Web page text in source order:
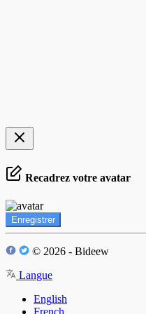
Recadrez votre avatar
Enregistrer
© 2026 - Bideew
Langue
English
French